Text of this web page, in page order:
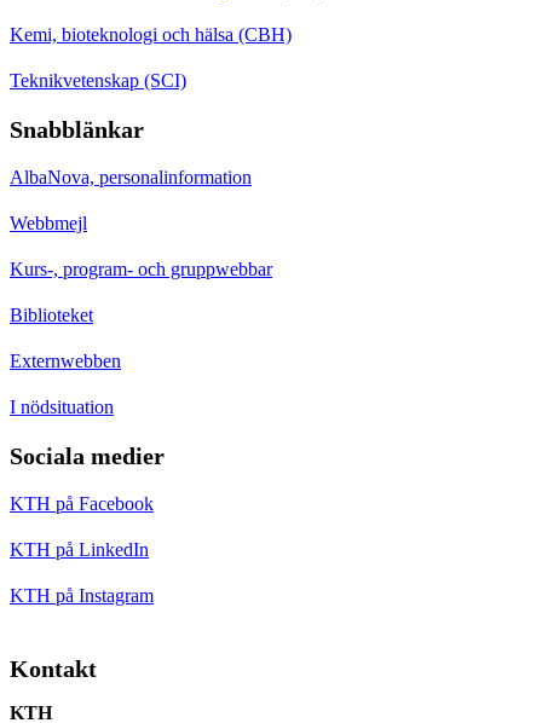
Kemi, bioteknologi och hälsa (CBH)
Teknikvetenskap (SCI)
Snabblänkar
AlbaNova, personalinformation
Webbmejl
Kurs-, program- och gruppwebbar
Biblioteket
Externwebben
I nödsituation
Sociala medier
KTH på Facebook
KTH på LinkedIn
KTH på Instagram
Kontakt
KTH